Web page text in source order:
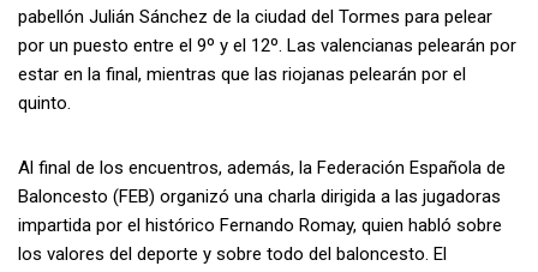
pabellón Julián Sánchez de la ciudad del Tormes para pelear
por un puesto entre el 9º y el 12º. Las valencianas pelearán por
estar en la final, mientras que las riojanas pelearán por el
quinto.
Al final de los encuentros, además, la Federación Española de
Baloncesto (FEB) organizó una charla dirigida a las jugadoras
impartida por el histórico Fernando Romay, quien habló sobre
los valores del deporte y sobre todo del baloncesto. El